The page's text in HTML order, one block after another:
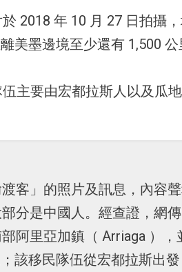
於 2018 年 10 月 27 日拍攝
美墨邊境至少還有 1,500 公
伍主要由宏都拉斯人以及瓜
客」的照片及訊息，內容
分是中國人。經查證，網
阿里亞加鎮（ Arriaga ）
該移民隊伍從宏都拉斯出